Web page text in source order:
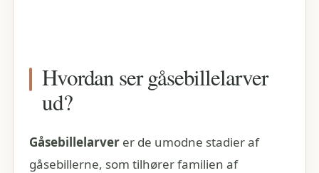
Hvordan ser gåsebillelarver
ud?
Gåsebillelarverer de umodne stadier af
gåsebillerne, som tilhører familien af